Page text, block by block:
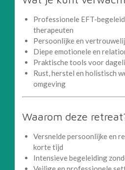
Professionele EFT-
therapeuten
Persoonlijke en
Diepe emotionele en
Praktische tools voor
Rust, herstel en holistisch
omgeving
Waarom deze
Versnelde persoonlijke en
korte tijd
Intensieve begeleiding